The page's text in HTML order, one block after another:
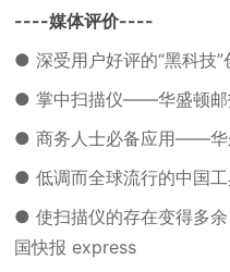
----媒体评价----
● 深受用户好评的“黑科技
● 掌中扫描仪——华盛顿邮
● 商务人士必备应用——华
● 低调而全球流行的中国
● 使扫描仪的存在变得多
国快报 express